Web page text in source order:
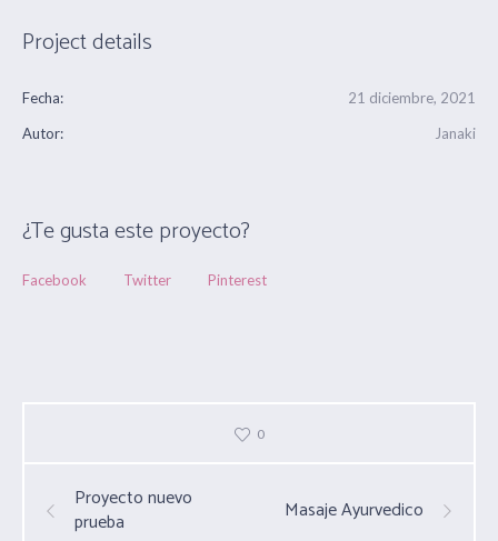
Project details
Fecha:
21 diciembre, 2021
Autor:
Janaki
¿Te gusta este proyecto?
Facebook Twitter Pinterest
0
Proyecto nuevo
prueba
Masaje Ayurvedico